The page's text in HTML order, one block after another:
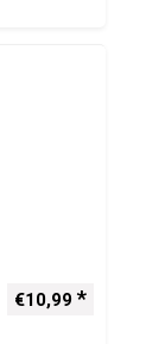
€10,99